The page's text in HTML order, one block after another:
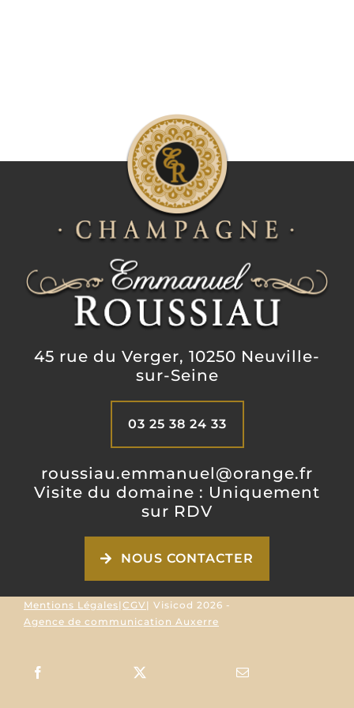
45 rue du Verger, 10250 Neuville-
sur-Seine
03 25 38 24 33
roussiau.emmanuel@orange.fr
Visite du domaine : Uniquement
sur RDV
NOUS CONTACTER
Mentions Légales|CGV | Visicod 2026 -
Agence de communication Auxerre